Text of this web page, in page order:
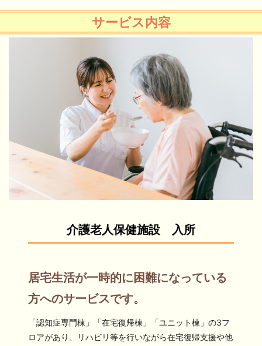
サービス内容
介護老人保健施設 入所
居宅生活が一時的に困難になっている
方へのサービスです。
「認知症専門棟」「在宅復帰棟」「ユニット棟」の3フ
ロアがあり、リハビリ等を行いながら在宅復帰支援や他